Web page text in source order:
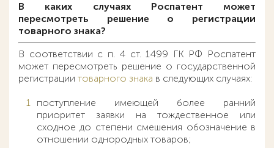
В каких случаях Роспатент может
пересмотреть решение о регистрации
товарного знака?
В соответствии с п. 4 ст. 1499 ГК РФ Роспатент
может пересмотреть решение о государственной
регистрации товарного знака в следующих случаях:
поступление имеющей более ранний
приоритет заявки на тождественное или
сходное до степени смешения обозначение в
отношении однородных товаров;